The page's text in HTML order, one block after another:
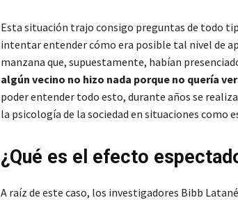
Esta situación trajo consigo preguntas de todo
intentar entender cómo era posible tal nivel de
manzana que, supuestamente, habían
algún vecino no hizo nada porque no quería
poder entender todo esto, durante años se
la psicología de la sociedad en situaciones como
¿Qué es el efecto
A raíz de este caso, los investigadores Bibb